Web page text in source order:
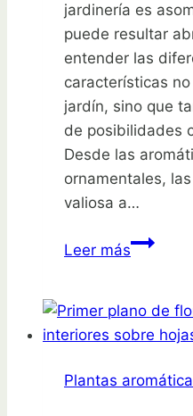
jardinería es
puede resultar
entender las
características
jardín, sino que
de posibilidades
Desde las
ornamentales,
valiosa a…
Leer másDescubre
tipos
de
que
Plantas